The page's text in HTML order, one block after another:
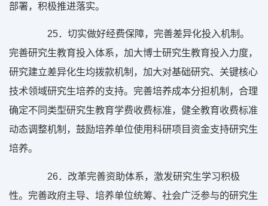
部署，积极推进落实。
25．切实做好经费保障，完善差异化投入机制。
完善研究生教育投入体系，加大博士研究生教育投入力度，
研究建立差异化生均拨款机制，加大对基础研究、关键核心
技术领域研究生培养的支持。完善培养成本分担机制，合理
确定不同类型研究生教育学费收费标准，健全教育收费标准
动态调整机制，鼓励培养单位使用科研项目资金支持研究生
培养。
26．改革完善资助体系，激发研究生学习积极
性。完善政府主导、培养单位统筹、社会广泛参与的研究生